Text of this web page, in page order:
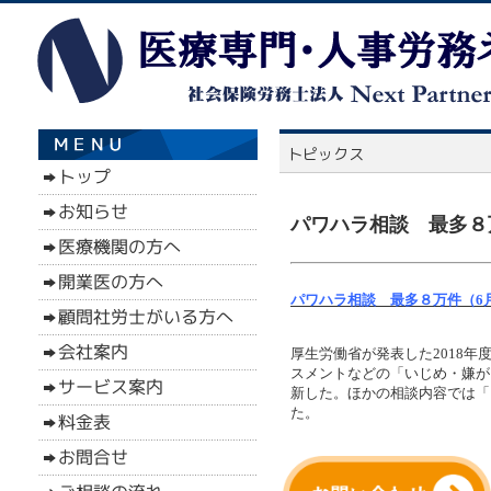
パワハラ相談 最多８
パワハラ相談 最多８万件（6
厚生労働省が発表した2018年
スメントなどの「いじめ・嫌
新した。ほかの相談内容では
た。